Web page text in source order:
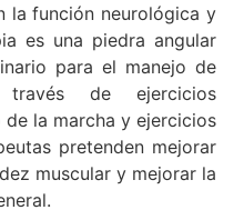
la función neurológica y
es una piedra angular
para el manejo de
de ejercicios
la marcha y ejercicios
pretenden mejorar
muscular y mejorar la